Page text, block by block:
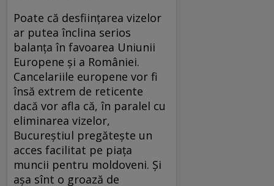
Poate că desfiinţarea vizelor
ar putea înclina serios
balanţa în favoarea Uniunii
Europene şi a României.
Cancelariile europene vor fi
însă extrem de reticente
dacă vor afla că, în paralel cu
eliminarea vizelor,
Bucureştiul pregăteşte un
acces facilitat pe piaţa
muncii pentru moldoveni. Şi
aşa sînt o groază de